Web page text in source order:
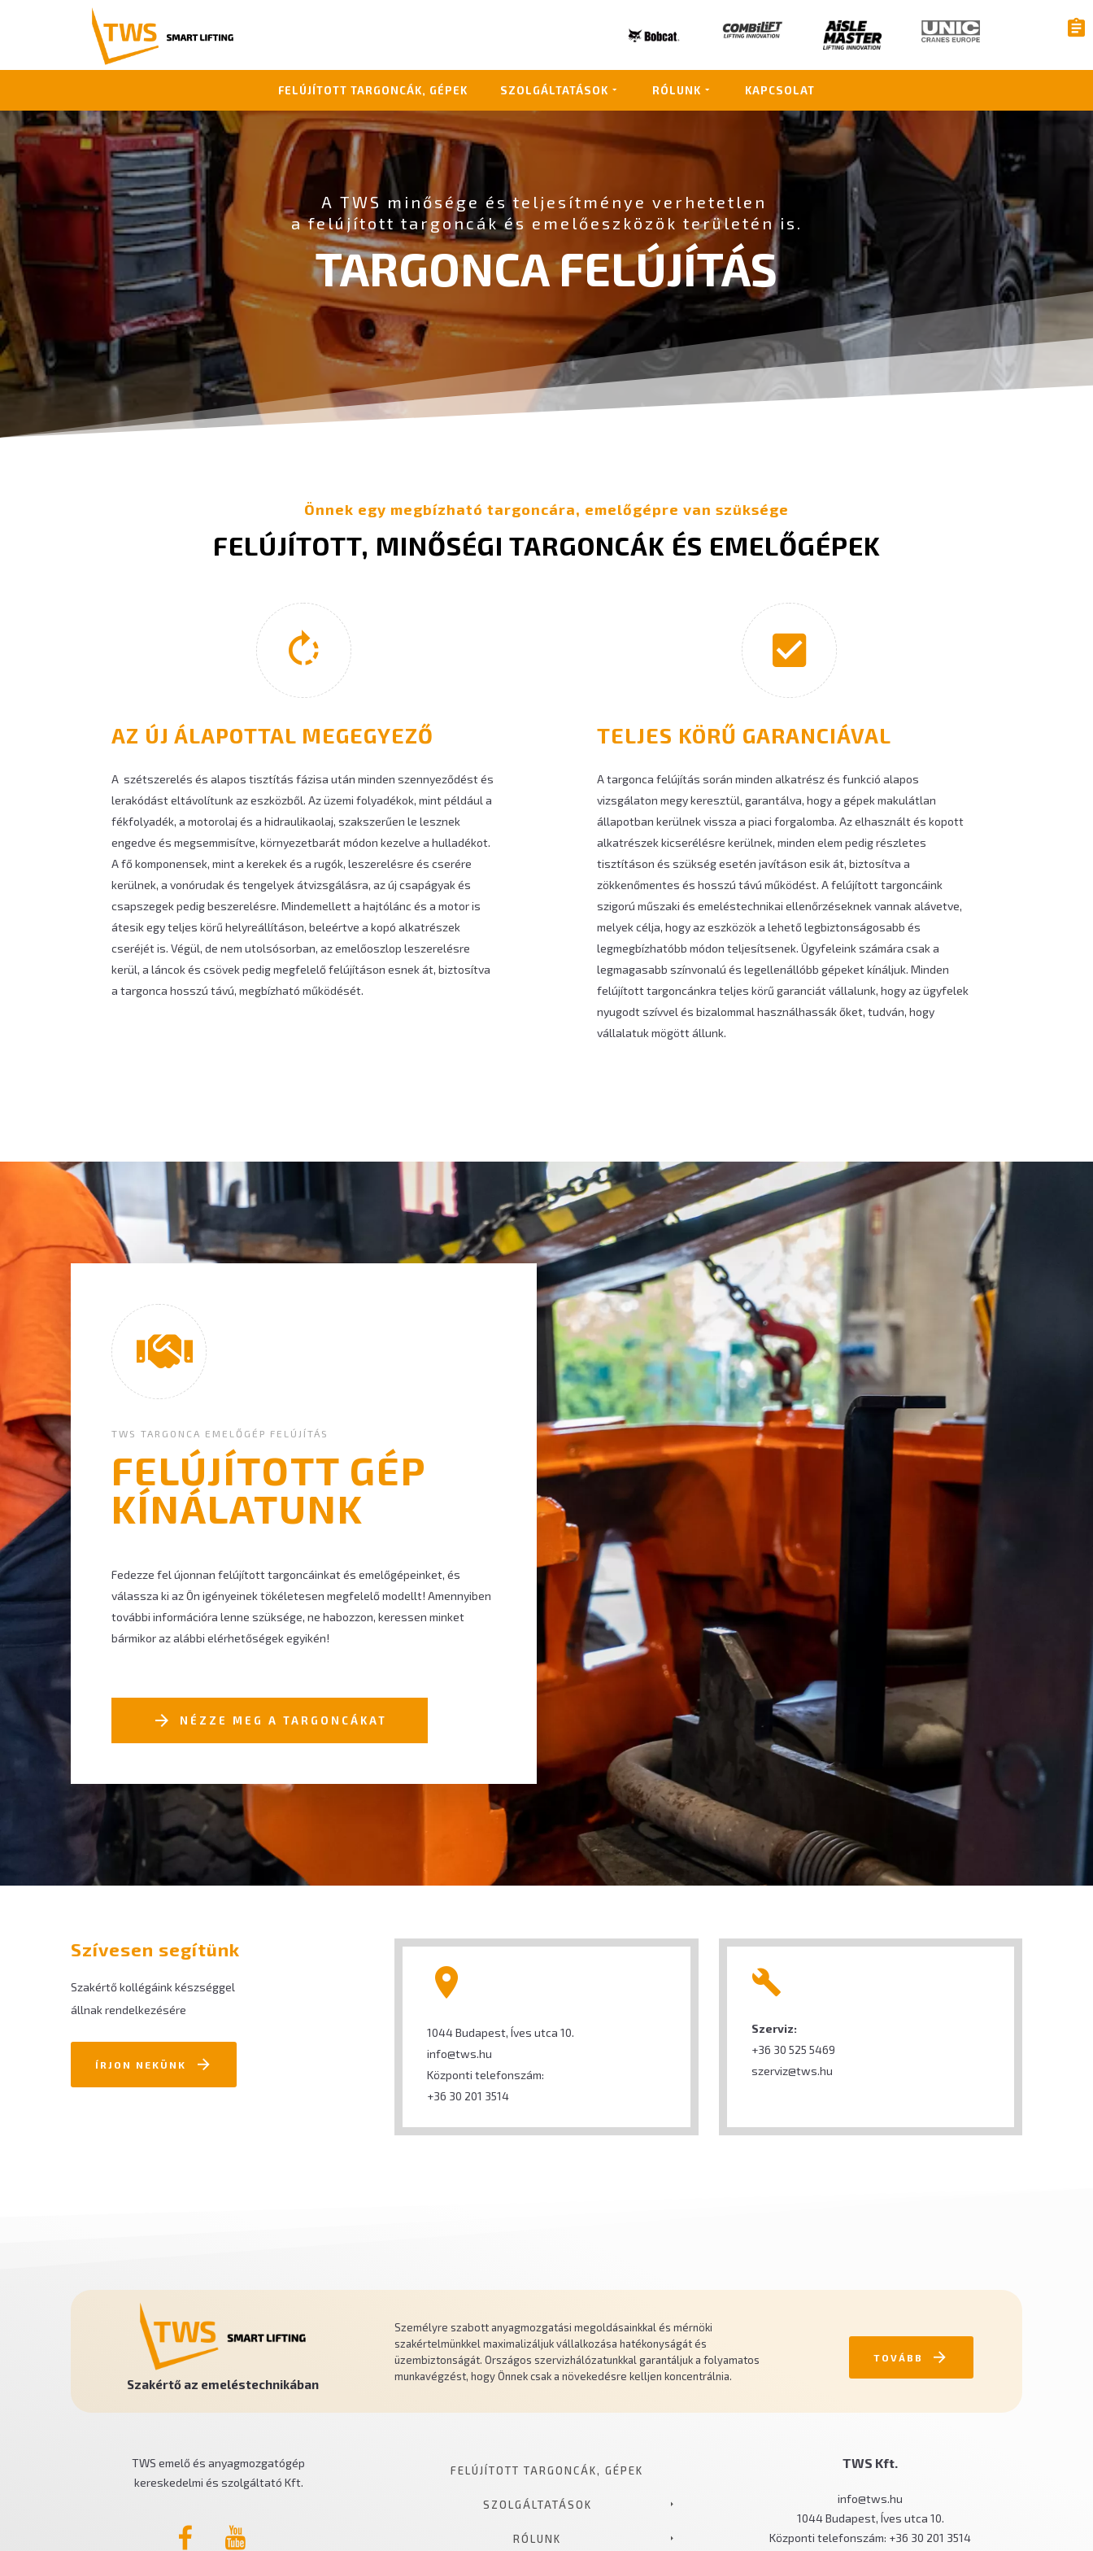
FELÚJÍTOTT TARGONCÁK, GÉPEK SZOLGÁLTATÁSOK RÓLUNK KAPCSOLAT
A TWS minősége és teljesítménye verhetetlen
a felújított targoncák és emelőeszközök területén is.
TARGONCA FELÚJÍTÁS
Önnek egy megbízható targoncára, emelőgépre van szüksége
FELÚJÍTOTT, MINŐSÉGI TARGONCÁK ÉS EMELŐGÉPEK
AZ ÚJ ÁLAPOTTAL MEGEGYEZŐ
A szétszerelés és alapos tisztítás fázisa után minden szennyeződést és
lerakódást eltávolítunk az eszközből. Az üzemi folyadékok, mint például a
fékfolyadék, a motorolaj és a hidraulikaolaj, szakszerűen le lesznek
engedve és megsemmisítve, környezetbarát módon kezelve a hulladékot.
A fő komponensek, mint a kerekek és a rugók, leszerelésre és cserére
kerülnek, a vonórudak és tengelyek átvizsgálásra, az új csapágyak és
csapszegek pedig beszerelésre. Mindemellett a hajtólánc és a motor is
átesik egy teljes körű helyreállításon, beleértve a kopó alkatrészek
cseréjét is. Végül, de nem utolsósorban, az emelőoszlop leszerelésre
kerül, a láncok és csövek pedig megfelelő felújításon esnek át, biztosítva
a targonca hosszú távú, megbízható működését.
TELJES KÖRŰ GARANCIÁVAL
A targonca felújítás során minden alkatrész és funkció alapos
vizsgálaton megy keresztül, garantálva, hogy a gépek makulátlan
állapotban kerülnek vissza a piaci forgalomba. Az elhasznált és kopott
alkatrészek kicserélésre kerülnek, minden elem pedig részletes
tisztításon és szükség esetén javításon esik át, biztosítva a
zökkenőmentes és hosszú távú működést. A felújított targoncáink
szigorú műszaki és emeléstechnikai ellenőrzéseknek vannak alávetve,
melyek célja, hogy az eszközök a lehető legbiztonságosabb és
legmegbízhatóbb módon teljesítsenek. Ügyfeleink számára csak a
legmagasabb színvonalú és legellenállóbb gépeket kínáljuk. Minden
felújított targoncánkra teljes körű garanciát vállalunk, hogy az ügyfelek
nyugodt szívvel és bizalommal használhassák őket, tudván, hogy
vállalatuk mögött állunk.
TWS TARGONCA EMELŐGÉP FELÚJÍTÁS
FELÚJÍTOTT GÉP
KÍNÁLATUNK
Fedezze fel újonnan felújított targoncáinkat és emelőgépeinket, és
válassza ki az Ön igényeinek tökéletesen megfelelő modellt! Amennyiben
további információra lenne szüksége, ne habozzon, keressen minket
bármikor az alábbi elérhetőségek egyikén!
NÉZZE MEG A TARGONCÁKAT
Szívesen segítünk
Szakértő kollégáink készséggel
állnak rendelkezésére
ÍRJON NEKÜNK
1044 Budapest, Íves utca 10.
info@tws.hu
Központi telefonszám:
+36 30 201 3514
Szerviz:
+36 30 525 5469
szerviz@tws.hu
Szakértő az emeléstechnikában
Személyre szabott anyagmozgatási megoldásainkkal és mérnöki
szakértelmünkkel maximalizáljuk vállalkozása hatékonyságát és
üzembiztonságát. Országos szervizhálózatunkkal garantáljuk a folyamatos
munkavégzést, hogy Önnek csak a növekedésre kelljen koncentrálnia.
TOVÁBB
TWS emelő és anyagmozgatógép
kereskedelmi és szolgáltató Kft.
FELÚJÍTOTT TARGONCÁK, GÉPEK
SZOLGÁLTATÁSOK
FELVÁSÁRLÁS
RÓLUNK
TWS Kft.
info@tws.hu
1044 Budapest, Íves utca 10.
Központi telefonszám: +36 30 201 3514